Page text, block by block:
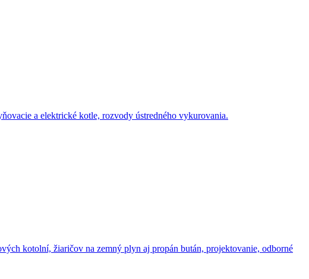
a elektrické kotle, rozvody ústredného vykurovania.
kotolní, žiaričov na zemný plyn aj propán bután, projektovanie, odborné